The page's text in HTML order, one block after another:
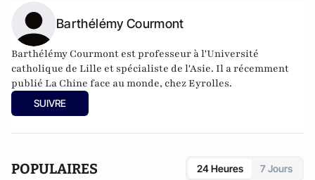
Barthélémy Courmont
Barthélémy Courmont est professeur à l'Université
catholique de Lille et spécialiste de l'Asie. Il a récemment
publié La Chine face au monde, chez Eyrolles.
SUIVRE
POPULAIRES 24 Heures 7 Jours